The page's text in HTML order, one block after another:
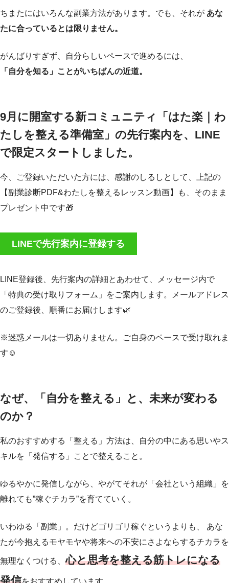
ちまたにはいろんな副業方法があります。でも、それが あな
たに合っているとは限りません。
がんばりすぎず、自分らしいペースで進めるには、
「自分を知る」ことがいちばんの近道。
9月に開室する新コミュニティ「はた楽｜わ
たしを整える準備室」の先行案内を、LINE
で限定スタートしました。
今、ご登録いただいた方には、感謝のしるしとして、上記の
【副業診断PDF&わたしを整えるレッスン動画】も、そのまま
プレゼント中です🎁
LINEで先行案内に登録する
LINE登録後、先行案内の詳細とあわせて、メッセージ内で
「特典の受け取りフォーム」をご案内します。メールアドレス
のご登録後、順番にお届けします🌿
※迷惑メールは一切ありません。ご自身のペースで受け取れま
す☺️
なぜ、「自分を整える」と、未来が変わる
のか？
私のおすすめする「整える」方法は、自分の中にある思いやス
キルを「発信する」ことで整えること。
ゆるやかに発信しながら、やがてそれが「会社という組織」を
離れても”稼ぐチカラ”を育てていく。
いわゆる「副業」。だけどゴリゴリ稼ぐというよりも、 あな
たが今抱えるモヤモヤや将来への不安にさよならするチカラを
無理なくつける、心と思考を整える筋トレになる
発信をおすすめしています。